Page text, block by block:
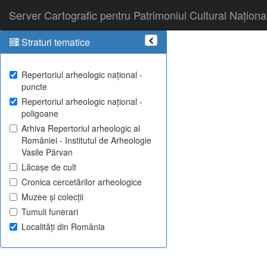
Server Cartografic pentru Patrimoniul Cultural
Straturi tematice
Repertoriul arheologic național -
puncte
Repertoriul arheologic național -
poligoane
Arhiva Repertoriul arheologic al
României - Institutul de Arheologie
Vasile Pârvan
Lăcașe de cult
Cronica cercetărilor arheologice
Muzee și colecții
Tumuli funerari
Localități din România